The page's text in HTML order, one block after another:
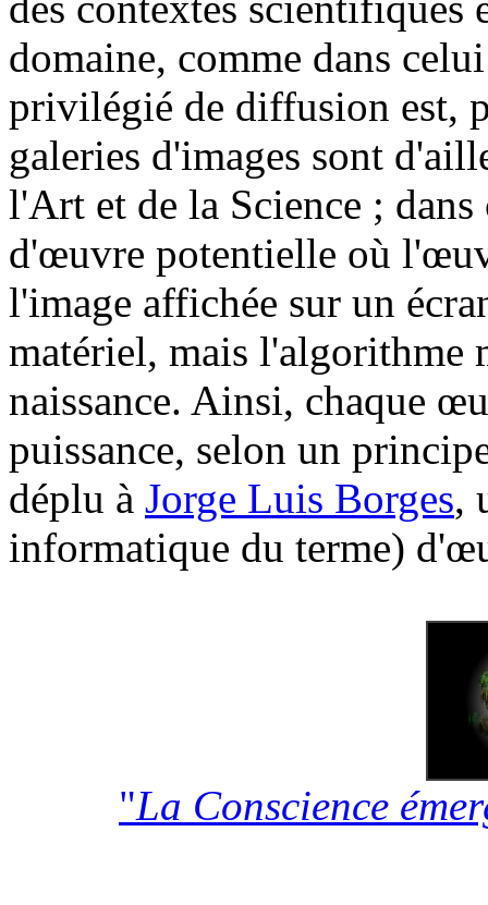
domaine, comme dans
privilégié de diffusion est,
galeries d'images sont
l'Art et de la Science ;
d'œuvre potentielle où
l'image affichée sur un
matériel, mais l'algorithme
naissance. Ainsi, chaque
puissance, selon un
déplu à Jorge Luis Borges,
informatique du terme)
"La Conscience